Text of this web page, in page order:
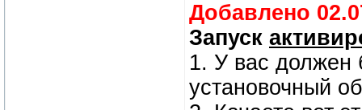
Добавлено
Запуск
1. У вас должен
установочный